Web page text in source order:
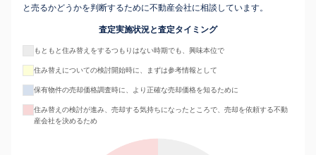
と売るかどうかを判断するために不動産会社に相談しています。
査定実施状況と査定タイミング
もともと住み替えをするつもりはない時期でも、興味本位で
住み替えについての検討開始時に、まずは参考情報として
保有物件の売却価格調査時に、より正確な売却価格を知るために
住み替えの検討が進み、売却する気持ちになったところで、売却を依頼する不動
産会社を決めるため